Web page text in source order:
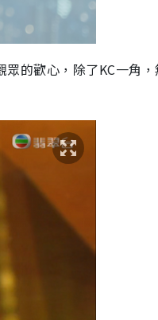
的歡心，除了KC一角